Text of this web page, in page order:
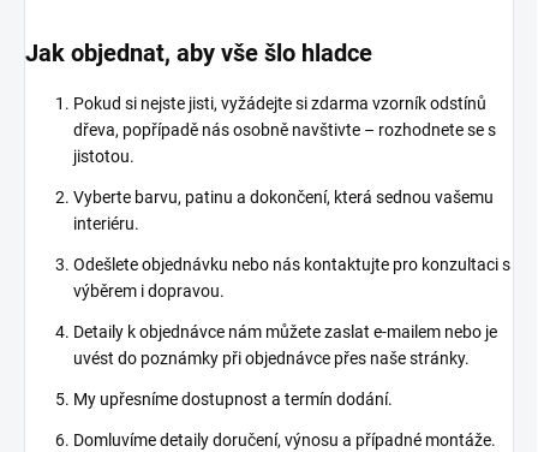
Jak objednat, aby vše šlo hladce
Pokud si nejste jisti, vyžádejte si zdarma vzorník odstínů
dřeva, popřípadě nás osobně navštivte – rozhodnete se s
jistotou.
Vyberte barvu, patinu a dokončení, která sednou vašemu
interiéru.
Odešlete objednávku nebo nás kontaktujte pro konzultaci s
výběrem i dopravou.
Detaily k objednávce nám můžete zaslat e-mailem nebo je
uvést do poznámky při objednávce přes naše stránky.
My upřesníme dostupnost a termín dodání.
Domluvíme detaily doručení, výnosu a případné montáže.